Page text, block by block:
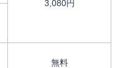
3,080円
無料